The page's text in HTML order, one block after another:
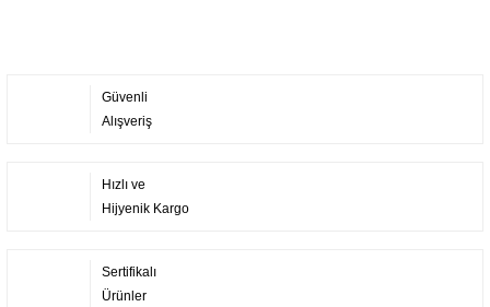
Güvenli
Alışveriş
Hızlı ve
Hijyenik Kargo
Sertifikalı
Ürünler